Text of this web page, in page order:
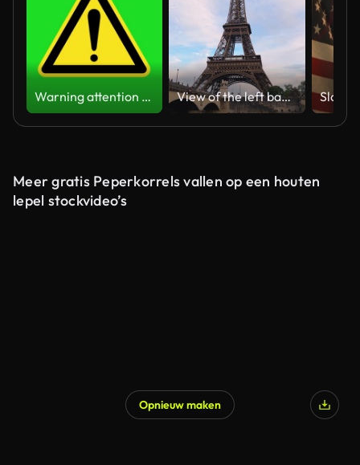
Warning attention yellow hazard message street sign 4k green screen caution animation View of the left bank of the Seine River, the Eiffel Tower, boats sailing on the river, the Quai Jacques-Chirac embankment and Pont d'Iena, Jena Bridge spanning the River Seine of Paris, France.
Meer gratis Peperkorrels vallen op een houten
lepel stockvideo’s
Opnieuw maken